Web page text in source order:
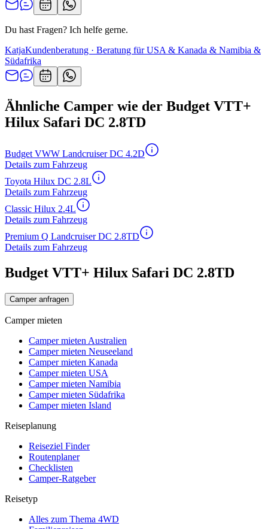
Du hast Fragen? Ich helfe gerne.
KatjaKundenberatung · Beratung für USA & Kanada & Namibia &
Südafrika
Ähnliche Camper wie der Budget VTT+
Hilux Safari DC 2.8TD
Budget VWW Landcruiser DC 4.2D
Details zum Fahrzeug
Toyota Hilux DC 2.8L
Details zum Fahrzeug
Classic Hilux 2.4L
Details zum Fahrzeug
Premium Q Landcruiser DC 2.8TD
Details zum Fahrzeug
Budget VTT+ Hilux Safari DC 2.8TD
Camper anfragen
Camper mieten
Camper mieten Australien
Camper mieten Neuseeland
Camper mieten Kanada
Camper mieten USA
Camper mieten Namibia
Camper mieten Südafrika
Camper mieten Island
Reiseplanung
Reiseziel Finder
Routenplaner
Checklisten
Camper-Ratgeber
Reisetyp
Alles zum Thema 4WD